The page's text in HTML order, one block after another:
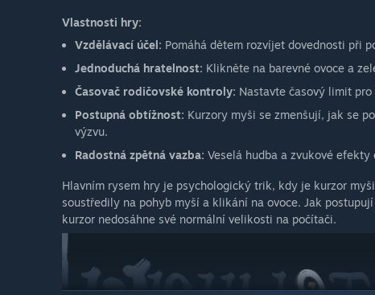
Vlastnosti hry:
Vzdělávací účel: Pomáhá dětem rozvíjet dovednosti při
Jednoduchá hratelnost: Klikněte na barevné ovoce a
Časovač rodičovské kontroly: Nastavte časový limit
Postupná obtížnost: Kurzory myši se zmenšují, jak se
výzvu.
Radostná zpětná vazba: Veselá hudba a zvukové efekty
Hlavním rysem hry je psychologický trik, kdy je kurzor
soustředily na pohyb myší a klikání na ovoce. Jak
kurzor nedosáhne své normální velikosti na počítači.